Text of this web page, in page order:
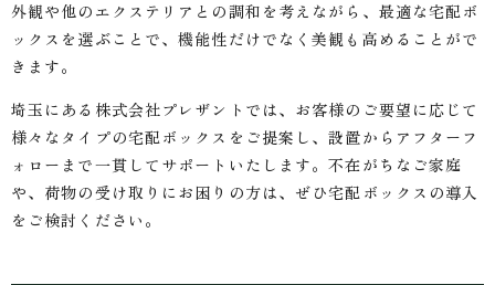
外観や他のエクステリアとの調和を考えながら、最適な宅配ボ
ックスを選ぶことで、機能性だけでなく美観も高めることがで
きます。
埼玉にある株式会社プレザントでは、お客様のご要望に応じて
様々なタイプの宅配ボックスをご提案し、設置からアフターフ
ォローまで一貫してサポートいたします。不在がちなご家庭
や、荷物の受け取りにお困りの方は、ぜひ宅配ボックスの導入
をご検討ください。